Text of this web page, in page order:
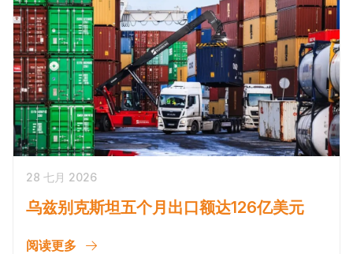
28 七月 2026
乌兹别克斯坦五个月出口额达126亿美元
阅读更多